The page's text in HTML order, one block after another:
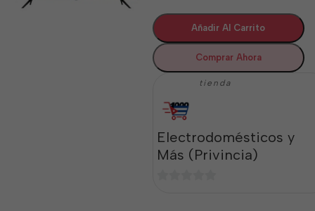
Añadir Al Carrito
Comprar Ahora
tienda
Electrodomésticos y
Más (Privincia)